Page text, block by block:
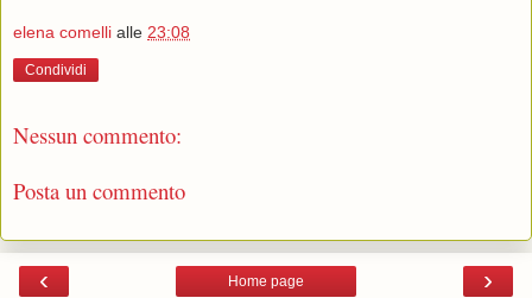
elena comelli alle 23:08
Condividi
Nessun commento:
Posta un commento
‹ ›
Home page